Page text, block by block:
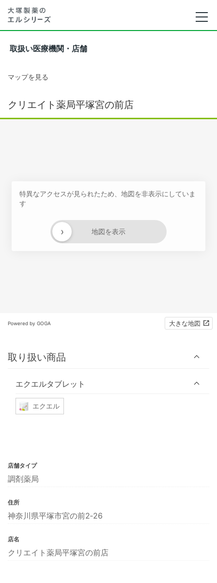
取扱い医療機関・店舗
マップを見る
クリエイト薬局平塚宮の前店
特異なアクセスが見られたため、地図を非表示にしていま
す
地図を表示
›
Powered by GOGA 大きな地図
取り扱い商品
エクエルタブレット
エクエル
店舗タイプ
調剤薬局
住所
神奈川県平塚市宮の前2‐26
店名
クリエイト薬局平塚宮の前店